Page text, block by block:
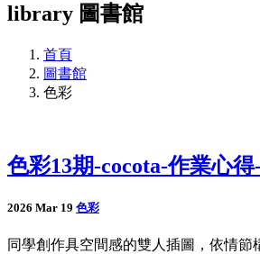
library 圖書館
首頁
圖書館
色彩
色彩13期-cocota-作業心
2026 Mar 19 色彩
同學創作具空間感的雙人插圖，依情節